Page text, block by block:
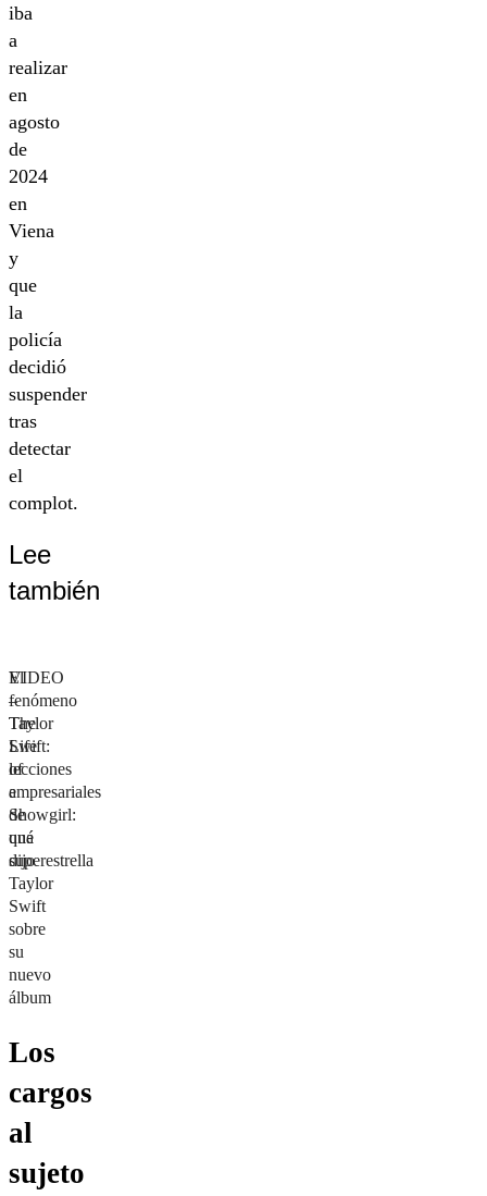
iba
a
realizar
en
agosto
de
2024
en
Viena
y
que
la
policía
decidió
suspender
tras
detectar
el
complot.
Lee
también
VIDEO
–
The
Life
of
a
Showgirl:
qué
dijo
Taylor
Swift
sobre
su
nuevo
álbum
El
fenómeno
Taylor
Swift:
lecciones
empresariales
de
una
superestrella
Los
cargos
al
sujeto